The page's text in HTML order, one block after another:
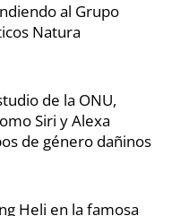
al Grupo
Natura
de la ONU,
Siri y Alexa
de género dañinos
Heli en la famosa